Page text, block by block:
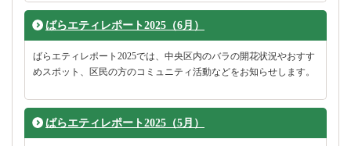
ばらエティレポート2025（6月）
ばらエティレポート2025では、中央区内のバラの開花状況やおすす
めスポット、区民の方のコミュニティ活動などをお知らせします。
ばらエティレポート2025（5月）